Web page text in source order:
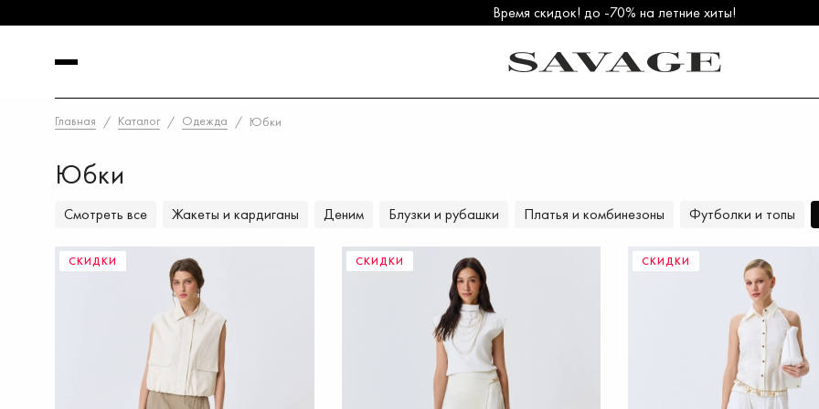
Время скидок! до -70% на летние хиты!
Вступайте в клуб лояльности SAVAGE
Бесплатная доставка в ПВЗ от 5000 рублей
Собираемся в морской круиз>>
Осень'26 уже в продаже!>>
Главная
Каталог Одежда Юбки
Юбки
Смотреть все Жакеты и кардиганы Деним Блузки и рубашки Платья и комбинезоны Футболки и топы
СКИДКИ СКИДКИ СКИДКИ